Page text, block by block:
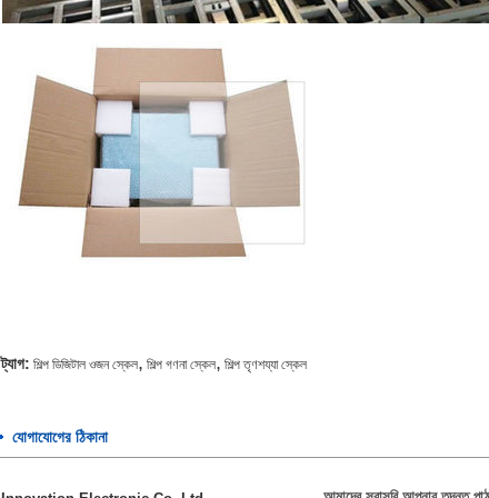
ট্যাগ: শিল্প ডিজিটাল ওজন স্কেল, শিল্প গণনা স্কেল, শিল্প তৃণশয্যা স্কেল
যোগাযোগের ঠিকানা